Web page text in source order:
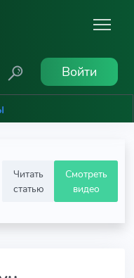
Войти
Читать
статью
Смотреть
видео